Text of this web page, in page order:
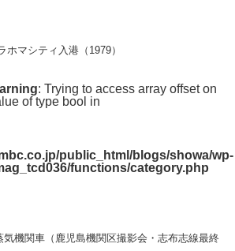
マシティ入港（1979）
: Trying to access array offset on
of type bool in
public_html/blogs/showa/wp-
functions/category.php
機関車（鹿児島機関区撮影会・志布志線最終